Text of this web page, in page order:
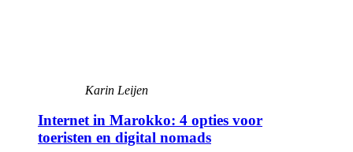
Karin Leijen
Internet in Marokko: 4 opties voor
toeristen en digital nomads